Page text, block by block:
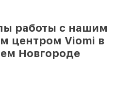
работы с нашим
центром Viomi в
Новгороде